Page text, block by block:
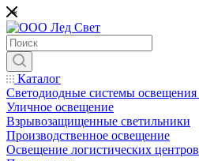
Каталог
Светодиодные системы освещения
Уличное освещение
Взрывозащищенные светильники
Производственное освещение
Освещение логистических центров
*